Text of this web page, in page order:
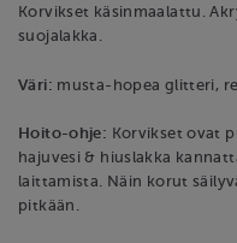
Korvikset käsinmaalattu.
suojalakka.
Väri: musta-hopea glitteri,
Hoito-ohje: Korvikset ovat
hajuvesi & hiuslakka
laittamista. Näin korut
pitkään.